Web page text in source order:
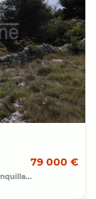
79 000 €